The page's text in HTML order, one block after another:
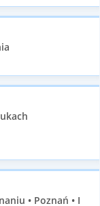
• Poznań • I